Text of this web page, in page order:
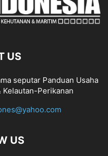
US
seputar Panduan Usaha
Perikanan
US